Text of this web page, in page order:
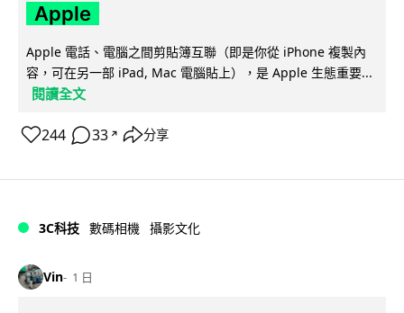
Apple
Apple 電話、電腦之間剪貼簿互聯（即是你從 iPhone 複製內
容，可在另一部 iPad, Mac 電腦貼上），是 Apple 生態重要...
閱讀全文
244 33 ↗ 分享
3C科技 數碼相機 攝影文化
Vin 1 日